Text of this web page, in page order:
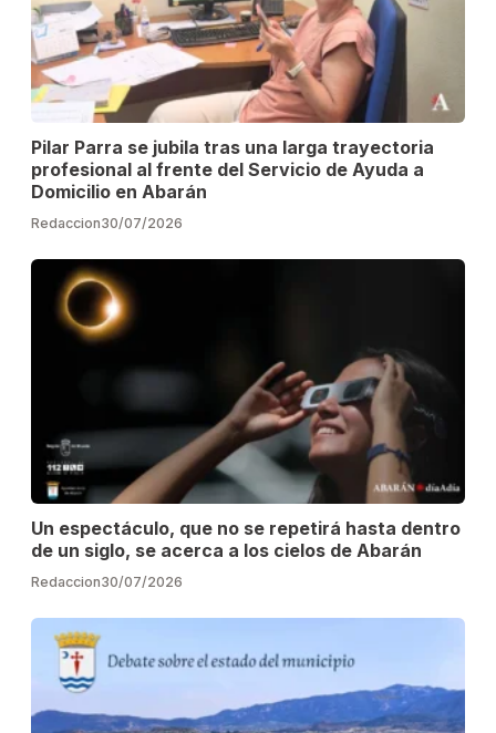
Pilar Parra se jubila tras una larga trayectoria
profesional al frente del Servicio de Ayuda a
Domicilio en Abarán
Redaccion30/07/2026
Un espectáculo, que no se repetirá hasta dentro
de un siglo, se acerca a los cielos de Abarán
Redaccion30/07/2026